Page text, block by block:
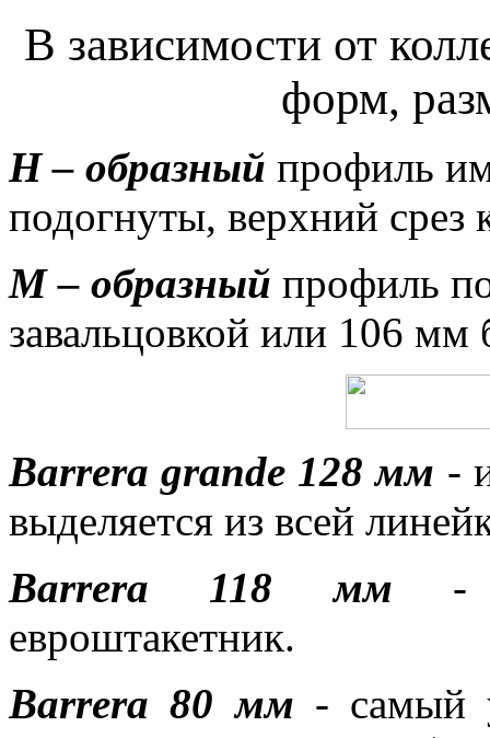
В зависимости от
форм,
Н – образный профиль
подогнуты, верхний
М – образный профиль
завальцовкой или 106 мм
Barrera grande 128 мм -
выделяется из всей
Barrera 118 мм -
евроштакетник.
Barrera 80 мм - самый